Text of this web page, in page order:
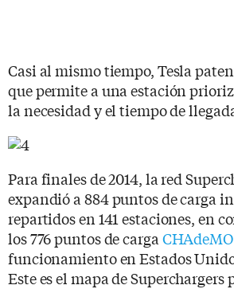
Casi al mismo tiempo, Tesla
que permite a una estación
la necesidad y el tiempo de
Para finales de 2014, la red
expandió a 884 puntos de carga
repartidos en 141 estaciones, en
los 776 puntos de carga CHAdeMO
funcionamiento en Estados
Este es el mapa de Superchargers